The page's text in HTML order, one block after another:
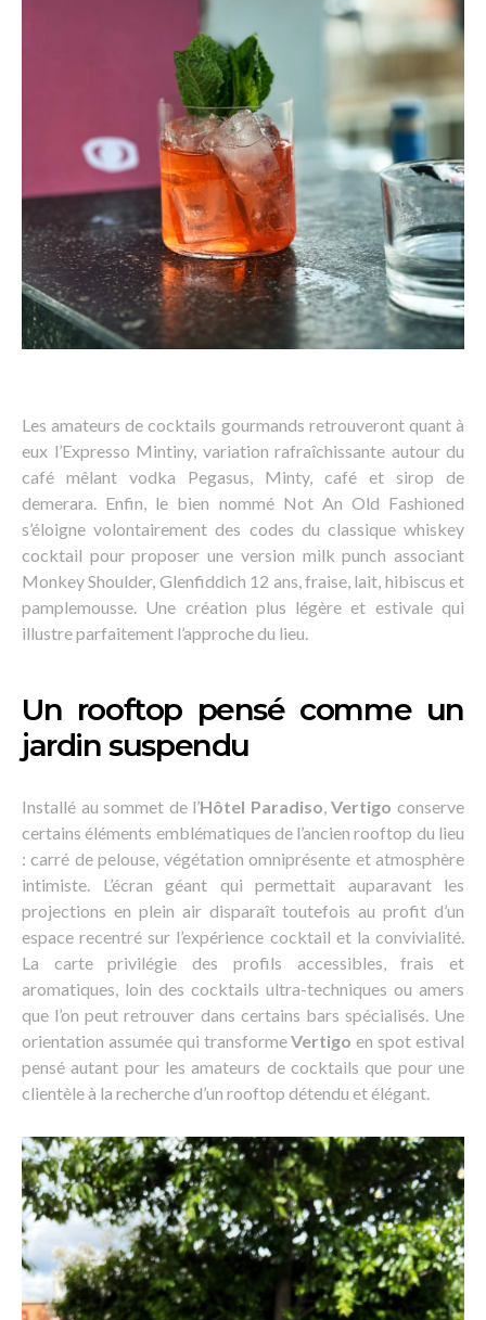
Les amateurs de cocktails gourmands retrouveront quant à
eux l’Expresso Mintiny, variation rafraîchissante autour du
café mêlant vodka Pegasus, Minty, café et sirop de
demerara. Enfin, le bien nommé Not An Old Fashioned
s’éloigne volontairement des codes du classique whiskey
cocktail pour proposer une version milk punch associant
Monkey Shoulder, Glenfiddich 12 ans, fraise, lait, hibiscus et
pamplemousse. Une création plus légère et estivale qui
illustre parfaitement l’approche du lieu.
Un rooftop pensé comme un
jardin suspendu
Installé au sommet de l’Hôtel Paradiso,Vertigo conserve
certains éléments emblématiques de l’ancien rooftop du lieu
: carré de pelouse, végétation omniprésente et atmosphère
intimiste. L’écran géant qui permettait auparavant les
projections en plein air disparaît toutefois au profit d’un
espace recentré sur l’expérience cocktail et la convivialité.
La carte privilégie des profils accessibles, frais et
aromatiques, loin des cocktails ultra-techniques ou amers
que l’on peut retrouver dans certains bars spécialisés. Une
orientation assumée qui transformeVertigo en spot estival
pensé autant pour les amateurs de cocktails que pour une
clientèle à la recherche d’un rooftop détendu et élégant.